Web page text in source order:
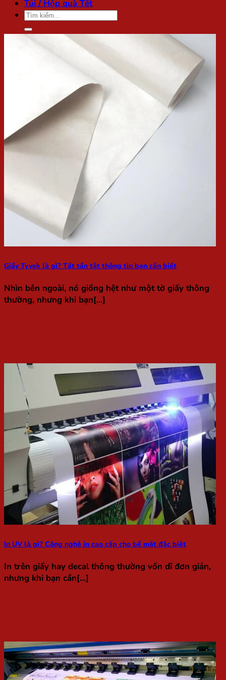
Túi / Hộp quà Tết
Tìm
kiếm:
Giấy Tyvek là gì? Tất tần tật thông tin bạn cần biết
Nhìn bên ngoài, nó giống hệt như một tờ giấy thông
thường, nhưng khi bạn[...]
In UV là gì? Công nghệ in cao cấp cho bề mặt đặc biệt
In trên giấy hay decal thông thường vốn dĩ đơn giản,
nhưng khi bạn cần[...]